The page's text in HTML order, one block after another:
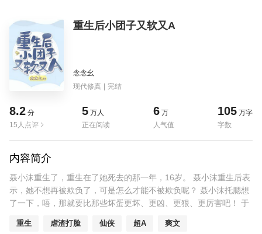
重生后小团子又软又A
念念幺
现代修真 | 完结
8.2 分
15人点评
5 万人
正在阅读
6 万
人气值
105 万字
字数
内容简介
聂小沫重生了，重生在了她死去的那一年，16岁。 聂小沫重生后表
示，她不想再被欺负了，可是怎么才能不被欺负呢？ 聂小沫托腮想
了一下，唔，那就要比那些坏蛋更坏、更凶、更狠、更厉害吧！ 于
学霸且护短！
重生 虐渣打脸 仙侠 超A 爽文